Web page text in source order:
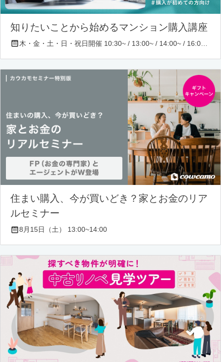
知りたいことから始めるマンション購入講座
住まい購入、今が買いどき？家とお金のリア
ルセミナー
8月15日（土） 13:00~14:00